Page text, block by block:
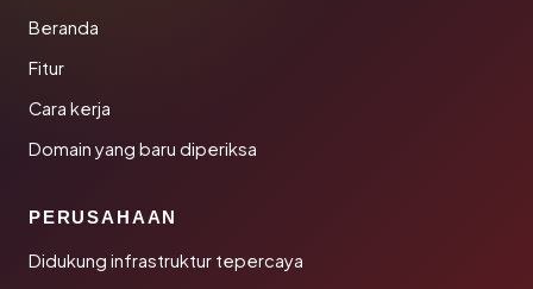
Beranda
Fitur
Cara kerja
Domain yang baru diperiksa
PERUSAHAAN
Didukung infrastruktur tepercaya